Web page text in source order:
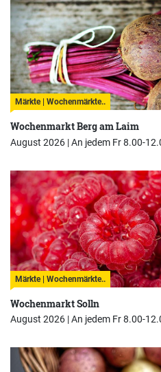
Märkte | Wochenmärkte..
Wochenmarkt Berg am Laim
August 2026 | An jedem Fr 8.00-
Märkte | Wochenmärkte..
Wochenmarkt Solln
August 2026 | An jedem Fr 8.00-